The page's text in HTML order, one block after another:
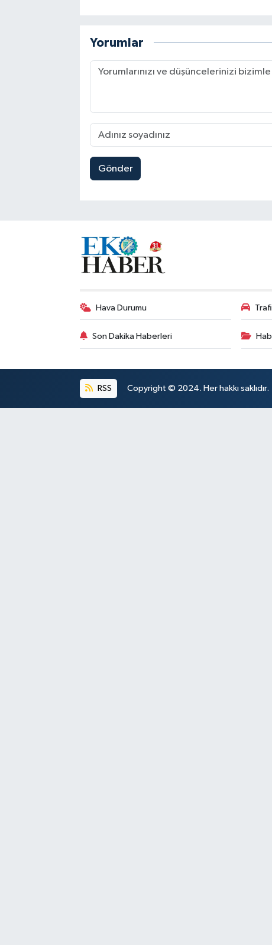
Yorumlar
Gönder
Hava Durumu
Son Dakika Haberleri
RSS Copyright © 2024. Her hakkı saklıdır.